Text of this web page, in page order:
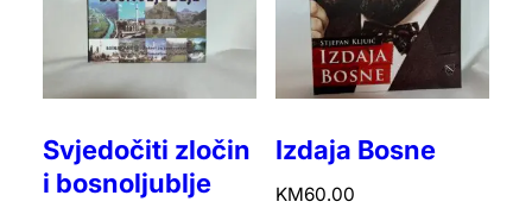
Svjedočiti zločin
i bosnoljublje
Izdaja Bosne
KM60.00